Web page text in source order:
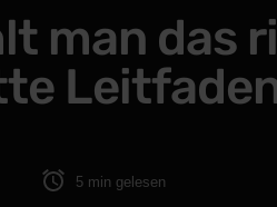
man das
5 min gelesen